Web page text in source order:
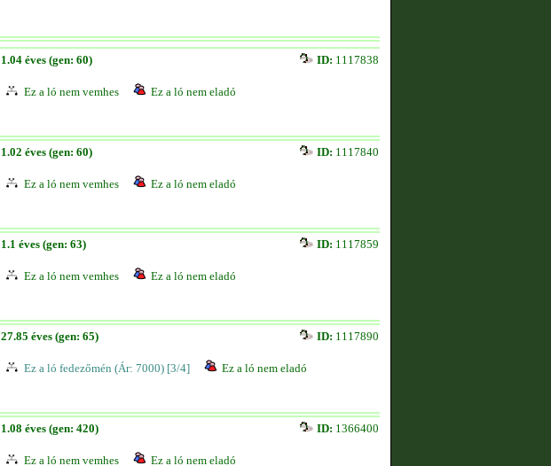
1.04 éves (gen: 60) ID: 1117838
Ez a ló nem vemhes Ez a ló nem eladó
1.02 éves (gen: 60) ID: 1117840
Ez a ló nem vemhes Ez a ló nem eladó
1.1 éves (gen: 63) ID: 1117859
Ez a ló nem vemhes Ez a ló nem eladó
27.85 éves (gen: 65) ID: 1117890
Ez a ló fedezőmén (Ár: 7000) [3/4] Ez a ló nem eladó
1.08 éves (gen: 420) ID: 1366400
Ez a ló nem vemhes Ez a ló nem eladó